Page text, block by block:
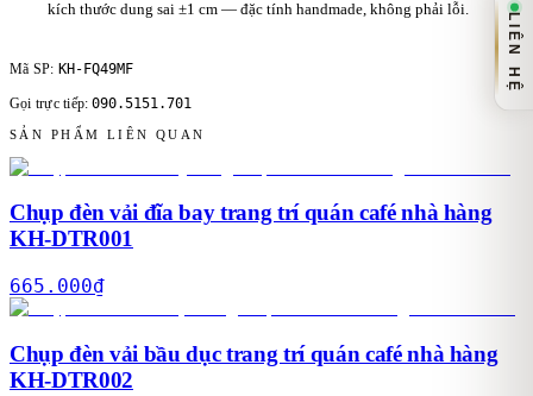
kích thước dung sai ±1 cm — đặc tính handmade, không phải lỗi.
Mã SP: KH-FQ49MF
Gọi trực tiếp:090.5151.701
SẢN PHẨM LIÊN QUAN
Chụp đèn vải đĩa bay trang trí quán café nhà hàng
KH-DTR001
665.000₫
Chụp đèn vải bầu dục trang trí quán café nhà hàng
KH-DTR002
LIÊN HỆ